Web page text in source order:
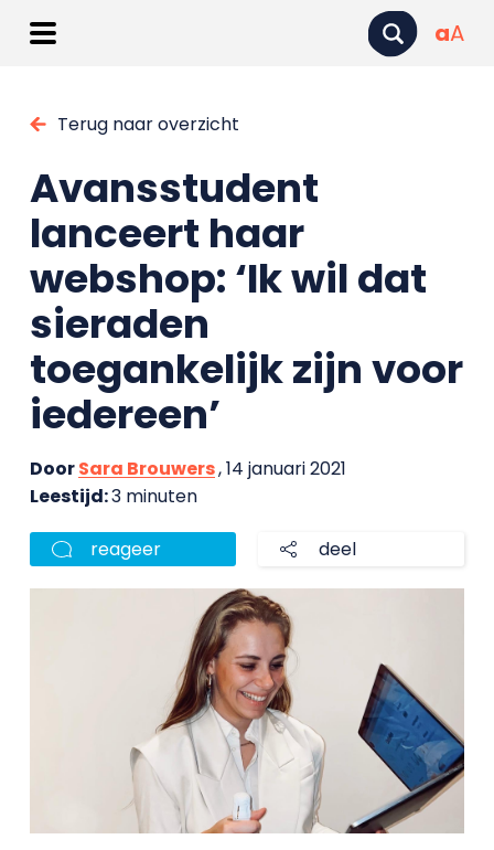
aA
Terug naar overzicht
Avansstudent
lanceert haar
webshop: ‘Ik wil dat
sieraden
toegankelijk zijn voor
iedereen’
DoorSara Brouwers, 14 januari 2021
Leestijd:3 minuten
reageer deel